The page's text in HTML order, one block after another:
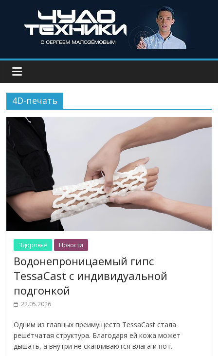
4D-печать
Здоровье Новости
Водонепроницаемый гипс
TessaCast с индивидуальной
подгонкой
22.05.2026
Одним из главных преимуществ TessaCast стала
решётчатая структура. Благодаря ей кожа может
дышать, а внутри не скапливаются влага и пот.